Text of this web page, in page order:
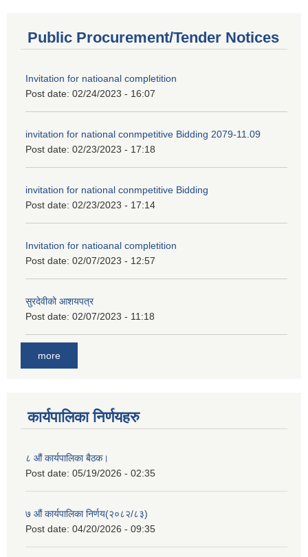
Public Procurement/Tender Notices
Invitation for natioanal completition
Post date: 02/24/2023 - 16:07
invitation for national conmpetitive Bidding 2079-11.09
Post date: 02/23/2023 - 17:18
invitation for national conmpetitive Bidding
Post date: 02/23/2023 - 17:14
Invitation for natioanal completition
Post date: 02/07/2023 - 12:57
सुरदेवीको आशयपत्र
Post date: 02/07/2023 - 11:18
more
कार्यपालिका निर्णयहरु
८ औं कार्यपालिका बैठक।
Post date: 05/19/2026 - 02:35
७ औं कार्यपालिका निर्णय(२०८२/८३)
Post date: 04/20/2026 - 09:35